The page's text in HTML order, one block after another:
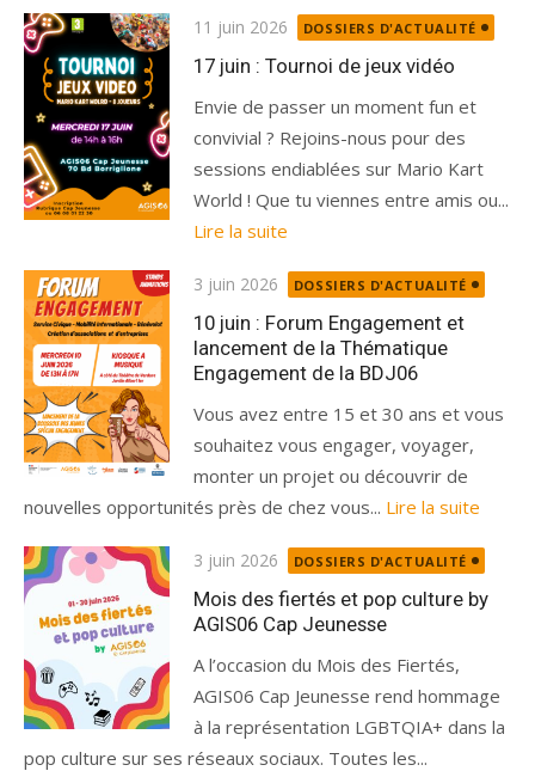
Publié
le
11 juin 2026 DOSSIERS D'ACTUALITÉ
17 juin : Tournoi de jeux vidéo
Envie de passer un moment fun et
convivial ? Rejoins-nous pour des
sessions endiablées sur Mario Kart
World ! Que tu viennes entre amis ou...
Lire la suite
Publié
le
3 juin 2026 DOSSIERS D'ACTUALITÉ
10 juin : Forum Engagement et
lancement de la Thématique
Engagement de la BDJ06
Vous avez entre 15 et 30 ans et vous
souhaitez vous engager, voyager,
monter un projet ou découvrir de
nouvelles opportunités près de chez vous... Lire la suite
Publié
le
3 juin 2026 DOSSIERS D'ACTUALITÉ
Mois des fiertés et pop culture by
AGIS06 Cap Jeunesse
A l’occasion du Mois des Fiertés,
AGIS06 Cap Jeunesse rend hommage
à la représentation LGBTQIA+ dans la
pop culture sur ses réseaux sociaux. Toutes les...